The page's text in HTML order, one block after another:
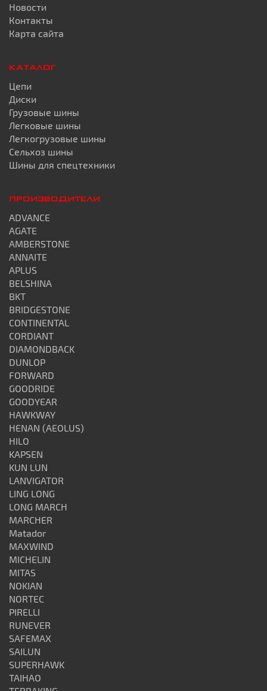
Новости
Контакты
Карта сайта
КАТАЛОГ
Цепи
Диски
Грузовые шины
Легковые шины
Легкогрузовые шины
Сельхоз шины
Шины для спецтехники
ПРОИЗВОДИТЕЛИ
ADVANCE
AGATE
AMBERSTONE
ANNAITE
APLUS
BELSHINA
BKT
BRIDGESTONE
CONTINENTAL
CORDIANT
DIAMONDBACK
DUNLOP
FORWARD
GOODRIDE
GOODYEAR
HAWKWAY
HENAN (AEOLUS)
HILO
KAPSEN
KUN LUN
LANVIGATOR
LING LONG
LONG MARCH
MARCHER
Matador
MAXWIND
MICHELIN
MITAS
NOKIAN
NORTEC
PIRELLI
RUNEVER
SAFEMAX
SAILUN
SUPERHAWK
TAIHAO